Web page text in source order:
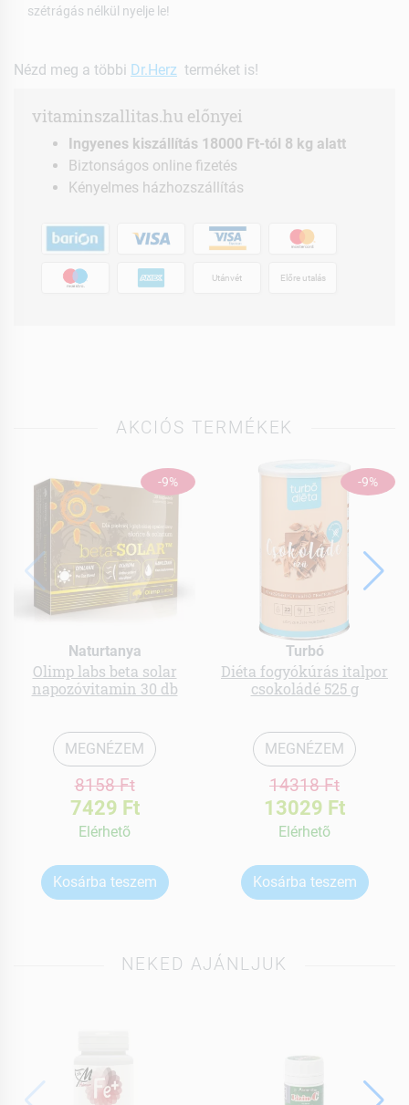
szétrágás nélkül nyelje le!
Nézd meg a többi Dr.Herz terméket is!
vitaminszallitas.hu előnyei
Ingyenes kiszállítás 18000 Ft-tól 8 kg alatt
Biztonságos online fizetés
Kényelmes házhozszállítás
Utánvét Előre utalás
AKCIÓS TERMÉKEK
-9%
Naturtanya
Olimp labs beta solar
napozóvitamin 30 db
MEGNÉZEM
8158 Ft
7429 Ft
Elérhetõ
Kosárba teszem
-9%
Turbó
Diéta fogyókúrás italpor
csokoládé 525 g
MEGNÉZEM
14318 Ft
13029 Ft
Elérhetõ
Kosárba teszem
NEKED AJÁNLJUK